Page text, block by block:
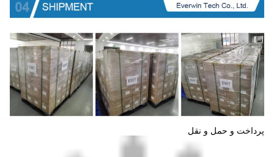
پرداخت و حمل و نقل